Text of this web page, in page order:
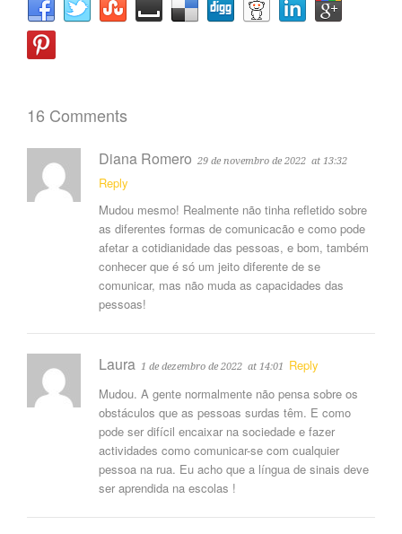
16 Comments
Diana Romero 29 de novembro de 2022 at 13:32
Reply
Mudou mesmo! Realmente não tinha refletido sobre
as diferentes formas de comunicacão e como pode
afetar a cotidianidade das pessoas, e bom, também
conhecer que é só um jeito diferente de se
comunicar, mas não muda as capacidades das
pessoas!
Laura 1 de dezembro de 2022 at 14:01
Reply
Mudou. A gente normalmente não pensa sobre os
obstáculos que as pessoas surdas têm. E como
pode ser difícil encaixar na sociedade e fazer
actividades como comunicar-se com cualquier
pessoa na rua. Eu acho que a língua de sinais deve
ser aprendida na escolas !